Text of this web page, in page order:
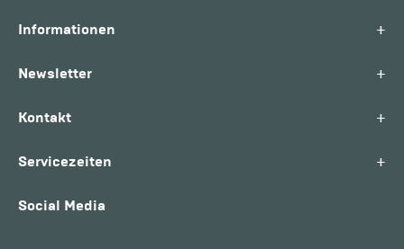
Informationen +
Newsletter +
Kontakt +
Servicezeiten +
Social Media